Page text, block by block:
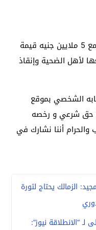
وأطلق مهران حملة تبرعات تهدف لجمع 5 ملايين جنيه قيمة
لأهل الضحية وإنقاذ
الشخصي بموقع
حق شرعي و رخصه
أننا نشارك في
الزمالك يحتاج لثورة
“الانطلاقة نيوز”: